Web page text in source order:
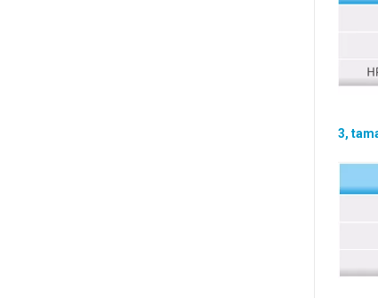
3,